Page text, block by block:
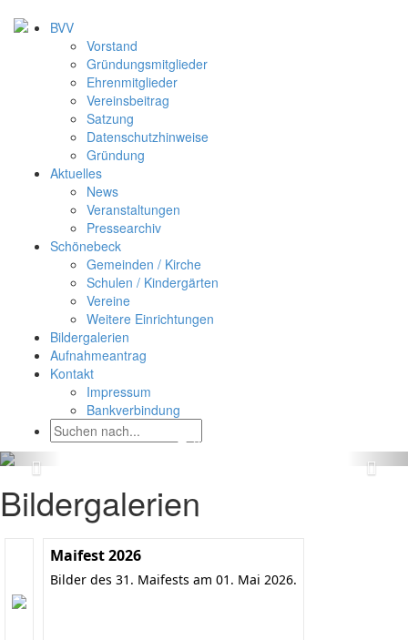
BVV
Vorstand
Gründungsmitglieder
Ehrenmitglieder
Vereinsbeitrag
Satzung
Datenschutzhinweise
Gründung
Aktuelles
News
Veranstaltungen
Pressearchiv
Schönebeck
Gemeinden / Kirche
Schulen / Kindergärten
Vereine
Weitere Einrichtungen
Bildergalerien
Aufnahmeantrag
Kontakt
Impressum
Bankverbindung
Bildergalerien
Maifest 2026
Bilder des 31. Maifests am 01. Mai 2026.